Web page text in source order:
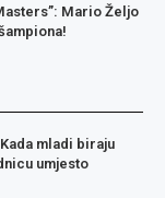
Mario Željo
mladi biraju
umjesto